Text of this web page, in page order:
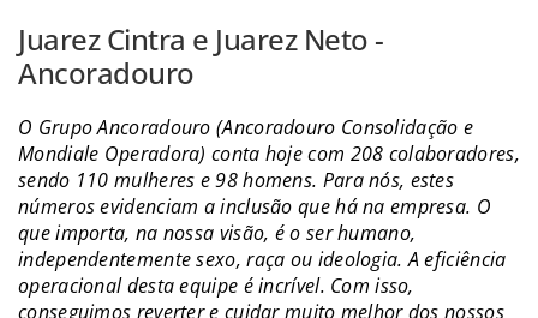
Juarez Cintra e Juarez Neto -
Ancoradouro
O Grupo Ancoradouro (Ancoradouro Consolidação e
Mondiale Operadora) conta hoje com 208 colaboradores,
sendo 110 mulheres e 98 homens. Para nós, estes
números evidenciam a inclusão que há na empresa. O
que importa, na nossa visão, é o ser humano,
independentemente sexo, raça ou ideologia. A eficiência
operacional desta equipe é incrível. Com isso,
conseguimos reverter e cuidar muito melhor dos nossos